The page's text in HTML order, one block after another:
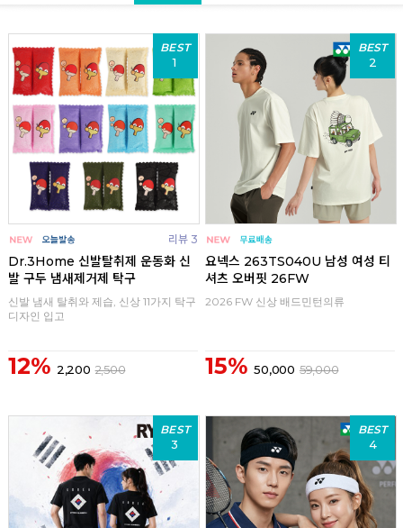
BEST
1
리뷰 3
Dr.3Home 신발탈취제 운동화 신
발 구두 냄새제거제 탁구
신발 냄새 탈취와 제습, 신상 11가지 탁구
디자인 입고
12% 2,200 2,500
BEST
2
요넥스 263TS040U 남성 여성 티
셔츠 오버핏 26FW
2026 FW 신상 배드민턴의류
15% 50,000 59,000
BEST
3
BEST
4